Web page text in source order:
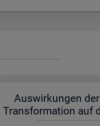
Aus­wir­kun­gen
Trans­for­ma­ti­on auf